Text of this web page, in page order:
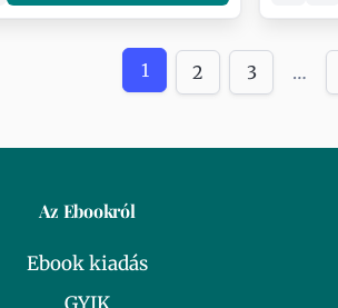
1 2 3 …
Az Ebookról
Ebook kiadás